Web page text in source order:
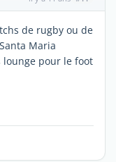
de rugby ou de
Maria
lounge pour le foot